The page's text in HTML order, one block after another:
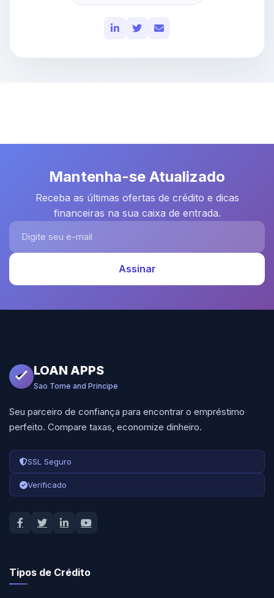
Mantenha-se Atualizado
Receba as últimas ofertas de crédito e dicas
financeiras na sua caixa de entrada.
Digite seu e-mail
Assinar
LOAN APPS
Sao Tome and Principe
Seu parceiro de confiança para encontrar o empréstimo
perfeito. Compare taxas, economize dinheiro.
SSL Seguro
Verificado
Tipos de Crédito